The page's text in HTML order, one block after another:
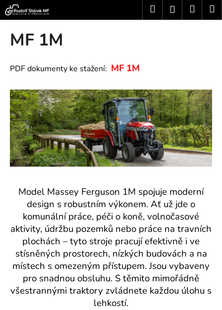
Přejít
na
obsah
HledatPřihlášení
MF 1M
PDF dokumenty ke stažení: MF 1M
Model Massey Ferguson 1M spojuje moderní
design s robustním výkonem. Ať už jde o
komunální práce, péči o koně, volnočasové
aktivity, údržbu pozemků nebo práce na travních
plochách – tyto stroje pracují efektivně i ve
stísněných prostorech, nízkých budovách a na
místech s omezeným přístupem. Jsou vybaveny
pro snadnou obsluhu. S těmito mimořádně
všestrannými traktory zvládnete každou úlohu s
lehkostí.
K
o
o
o
t
ř
e
b
u
j
n
a
t
?